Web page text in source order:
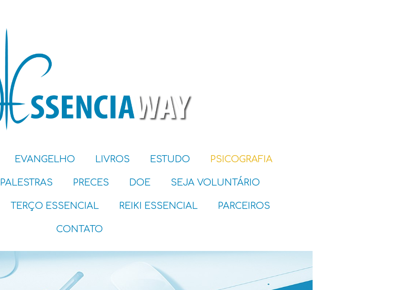
EVANGELHO LIVROS ESTUDO PSICOGRAFIA
PALESTRAS PRECES DOE SEJA VOLUNTÁRIO
TERÇO ESSENCIAL REIKI ESSENCIAL PARCEIROS
CONTATO